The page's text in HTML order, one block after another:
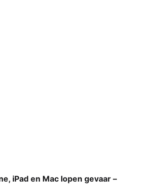
iPad en Mac lopen gevaar –